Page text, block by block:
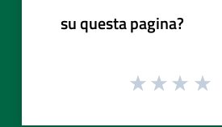
su questa pagina?